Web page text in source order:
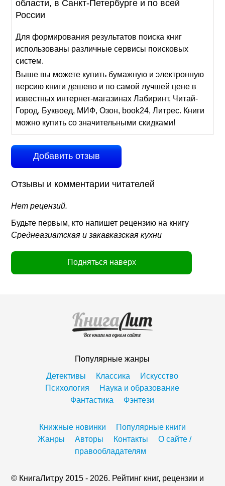
области, в Санкт-Петербурге и по всей
России
Для формирования результатов поиска книг
использованы различные сервисы поисковых
систем.
Выше вы можете купить бумажную и электронную
версию книги дешево и по самой лучшей цене в
известных интернет-магазинах Лабиринт, Читай-
Город, Буквоед, МИФ, Озон, book24, Литрес. Книги
можно купить со значительными скидками!
Добавить отзыв
Отзывы и комментарии читателей
Нет рецензий.
Будьте первым, кто напишет рецензию на книгу
Среднеазиатская и закавказская кухни
Подняться наверх
Популярные жанры
Детективы
Классика
Искусство
Психология
Наука и образование
Фантастика
Фэнтези
Книжные новинки
Популярные книги
Жанры
Авторы Контакты
О сайте /
правообладателям
© КнигаЛит.ру 2015 - 2026. Рейтинг книг, рецензии и